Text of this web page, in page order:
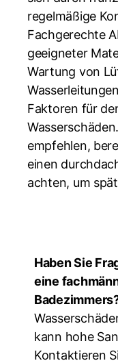
regelmäßige
Fachgerechte
geeigneter
Wartung von
Faktoren für
empfehlen,
einen
achten, um
Haben Sie
eine
kann hohe
Kontaktieren